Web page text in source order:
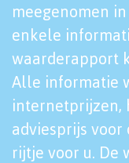
meegenomen
enkele
waarderapport
Alle informatie
internetprijzen,
adviesprijs voor
rijtje voor u. De